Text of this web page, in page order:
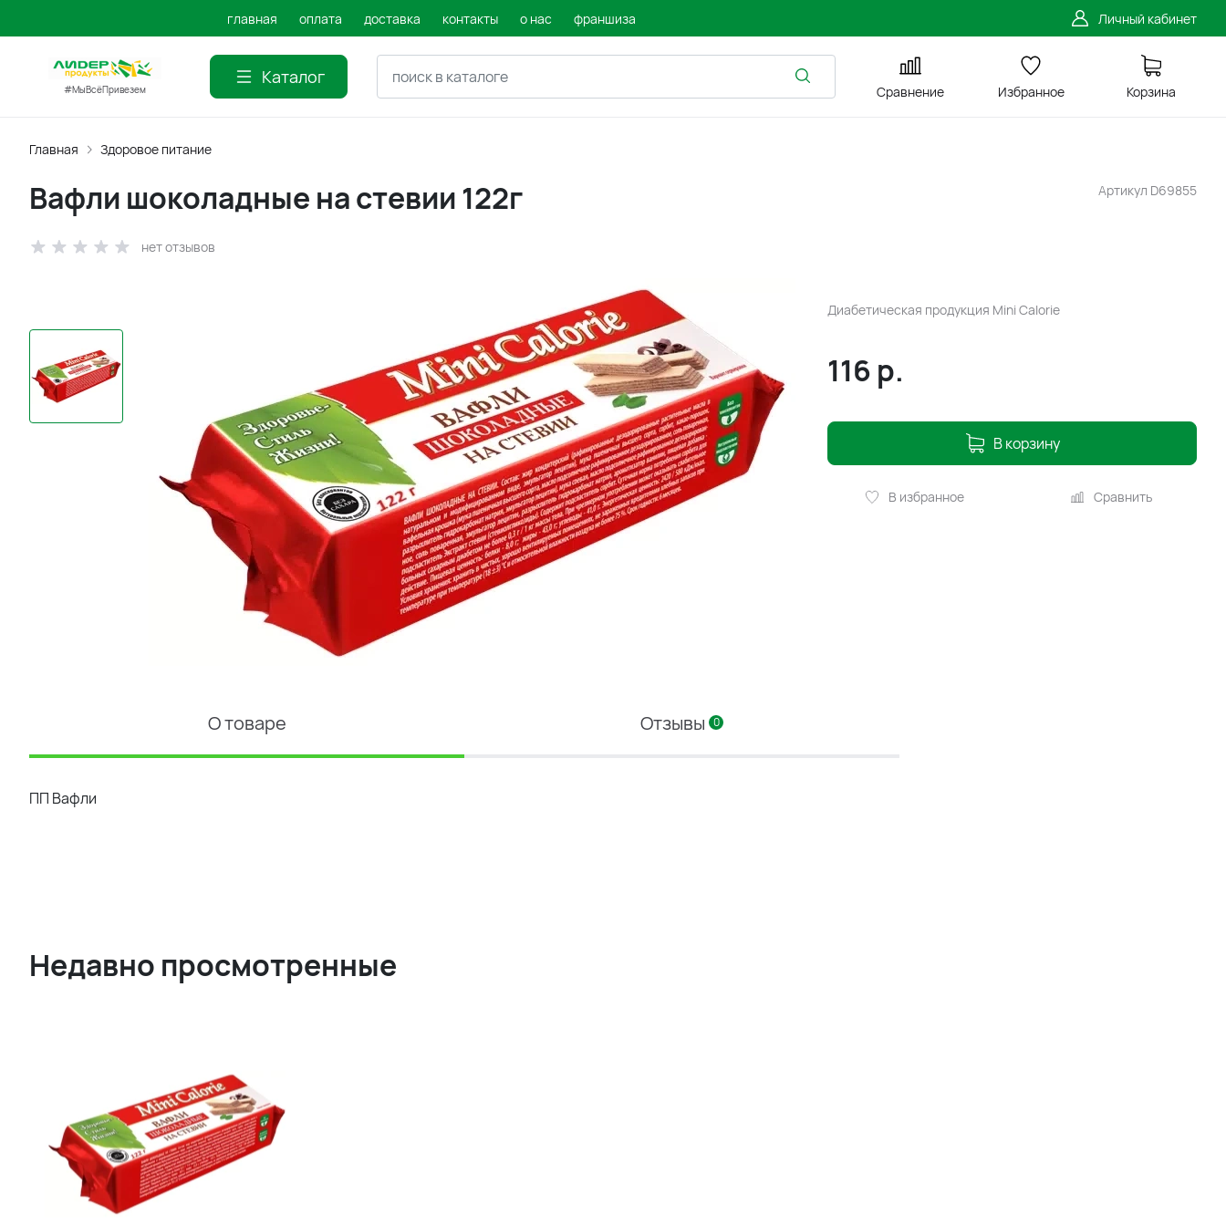
главная оплата доставка контакты о нас франшиза Личный кабинет
#МыВсёПривезем
Каталог
Сравнение Избранное Корзина
Главная Здоровое питание
Артикул D69855
Вафли шоколадные на стевии 122г
нет отзывов
Диабетическая продукция Mini Calorie
116 р.
В корзину
В избранное Сравнить
О товаре Отзывы 0
ПП Вафли
Недавно просмотренные